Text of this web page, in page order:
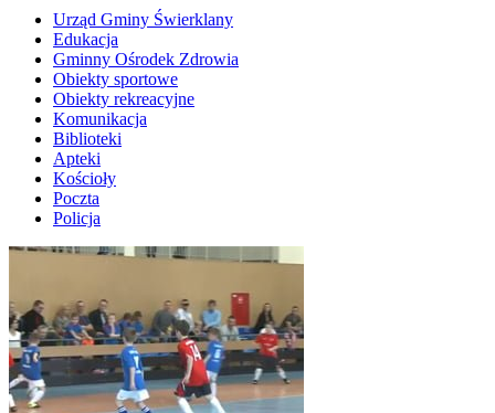
Urząd Gminy Świerklany
Edukacja
Gminny Ośrodek Zdrowia
Obiekty sportowe
Obiekty rekreacyjne
Komunikacja
Biblioteki
Apteki
Kościoły
Poczta
Policja